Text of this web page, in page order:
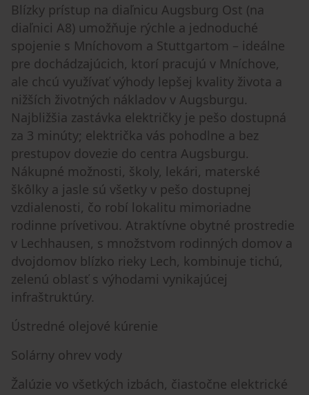
Blízky prístup na diaľnicu Augsburg Ost (na
diaľnici A8) umožňuje rýchle a jednoduché
spojenie s Mníchovom a Stuttgartom – ideálne
pre dochádzajúcich, ktorí pracujú v Mníchove,
ale chcú využívať výhody lepšej kvality života a
nižších životných nákladov v Augsburgu.
Najbližšia zastávka električky je pešo dostupná
za 3 minúty; električka vás pohodlne a bez
prestupov dovezie do centra Augsburgu.
Nákupné možnosti, školy, lekári, materské
škôlky a jasle sú všetky v pešo dostupnej
vzdialenosti, čo robí lokalitu mimoriadne
rodinne prívetivou. Atraktívne obytné prostredie
v Lechhausen, s množstvom rodinných domov a
dvojdomov blízko rieky Lech, kombinuje tichú,
zelenú oblasť s výhodami vynikajúcej
infraštruktúry.
Ústredné olejové kúrenie
Solárny ohrev vody
Žalúzie vo všetkých izbách, čiastočne elektrické